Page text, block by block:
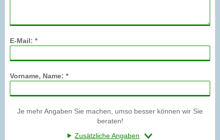
E-Mail: *
Vorname, Name: *
Je mehr Angaben Sie machen, umso besser können wir Sie
beraten!
Zusätzliche Angaben